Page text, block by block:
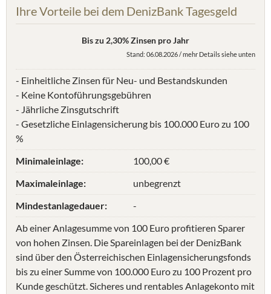
Ihre Vorteile bei dem DenizBank Tagesgeld
Bis zu 2,30% Zinsen pro Jahr
Stand: 06.08.2026 / mehr Details siehe unten
- Einheitliche Zinsen für Neu- und Bestandskunden
- Keine Kontoführungsgebühren
- Jährliche Zinsgutschrift
- Gesetzliche Einlagensicherung bis 100.000 Euro zu 100
%
Minimaleinlage:
100,00 €
Maximaleinlage:
unbegrenzt
Mindestanlagedauer:
-
Ab einer Anlagesumme von 100 Euro profitieren Sparer
von hohen Zinsen. Die Spareinlagen bei der DenizBank
sind über den Österreichischen Einlagensicherungsfonds
bis zu einer Summe von 100.000 Euro zu 100 Prozent pro
Kunde geschützt. Sicheres und rentables Anlagekonto mit